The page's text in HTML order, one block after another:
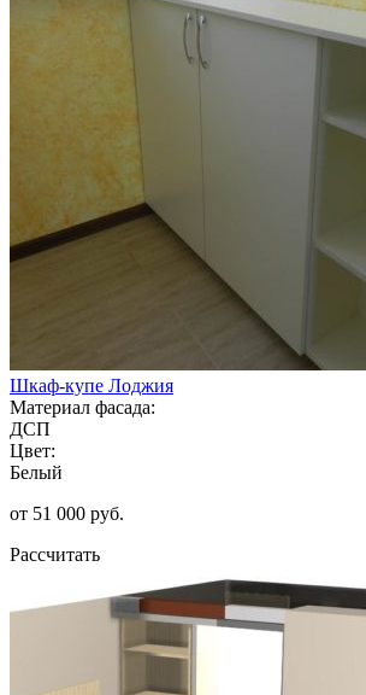
Шкаф-купе Лоджия
Материал фасада:
ДСП
Цвет:
Белый
от 51 000 руб.
Рассчитать